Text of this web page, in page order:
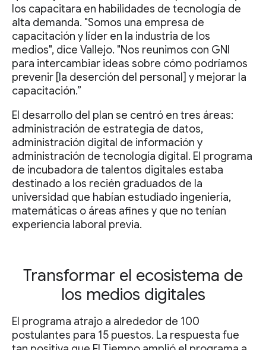
los capacitara en habilidades de tecnología de
alta demanda. "Somos una empresa de
capacitación y líder en la industria de los
medios", dice Vallejo. "Nos reunimos con GNI
para intercambiar ideas sobre cómo podríamos
prevenir [la deserción del personal] y mejorar la
capacitación.”
El desarrollo del plan se centró en tres áreas:
administración de estrategia de datos,
administración digital de información y
administración de tecnología digital. El programa
de incubadora de talentos digitales estaba
destinado a los recién graduados de la
universidad que habían estudiado ingeniería,
matemáticas o áreas afines y que no tenían
experiencia laboral previa.
Transformar el ecosistema de
los medios digitales
El programa atrajo a alrededor de 100
postulantes para 15 puestos. La respuesta fue